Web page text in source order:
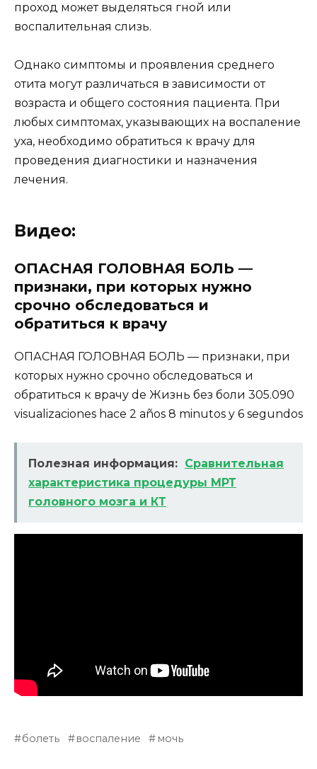
проход может выделяться гной или
воспалительная слизь.
Однако симптомы и проявления среднего
отита могут различаться в зависимости от
возраста и общего состояния пациента. При
любых симптомах, указывающих на воспаление
уха, необходимо обратиться к врачу для
проведения диагностики и назначения
лечения.
Видео:
ОПАСНАЯ ГОЛОВНАЯ БОЛЬ —
признаки, при которых нужно
срочно обследоваться и
обратиться к врачу
ОПАСНАЯ ГОЛОВНАЯ БОЛЬ — признаки, при
которых нужно срочно обследоваться и
обратиться к врачу de Жизнь без боли 305.090
visualizaciones hace 2 años 8 minutos y 6 segundos
Полезная информация: Сравнительная
характеристика процедуры МРТ
головного мозга и КТ
болеть воспаление мочь